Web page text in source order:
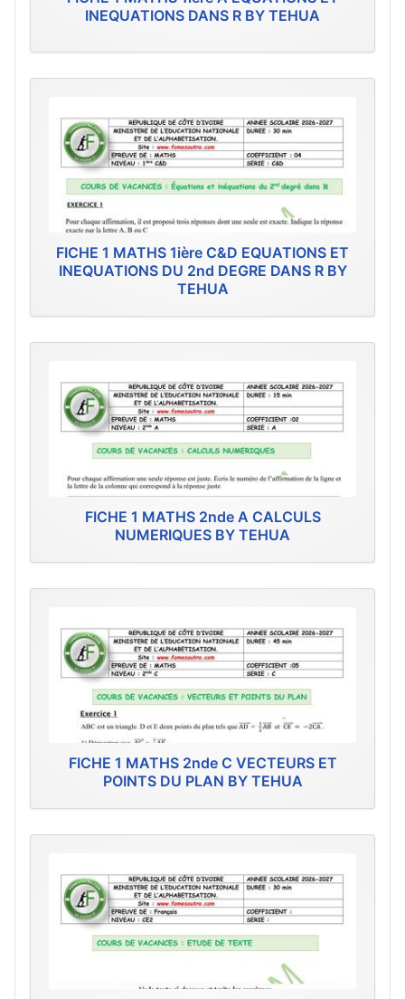
INEQUATIONS DANS R BY TEHUA
FICHE 1 MATHS 1ière C&D EQUATIONS ET
INEQUATIONS DU 2nd DEGRE DANS R BY
TEHUA
FICHE 1 MATHS 2nde A CALCULS
NUMERIQUES BY TEHUA
FICHE 1 MATHS 2nde C VECTEURS ET
POINTS DU PLAN BY TEHUA